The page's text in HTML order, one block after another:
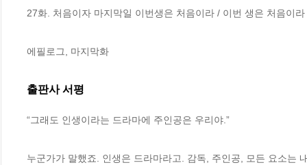
27화. 처음이자 마지막일 이번생은 처음이라 / 이번 생은 처음이라
에필로그, 마지막화
출판사 서평
“그래도 인생이라는 드라마에 주인공은 우리야.”
누군가가 말했죠. 인생은 드라마라고. 감독, 주인공, 모든 요소는